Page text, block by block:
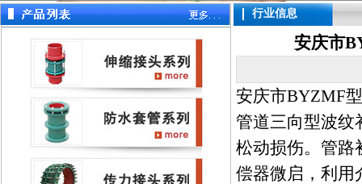
行业信息
安庆市
安庆市BYZMF
管道三向型波纹
松动损伤。管路
偿器微启，利用